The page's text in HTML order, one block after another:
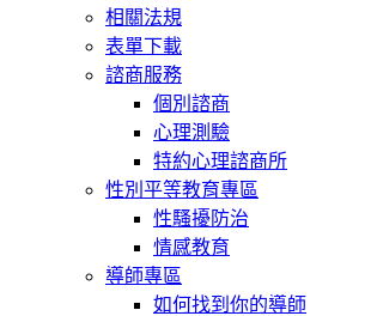
相關法規
表單下載
諮商服務
個別諮商
心理測驗
特約心理諮商所
性別平等教育專區
性騷擾防治
情感教育
導師專區
如何找到你的導師